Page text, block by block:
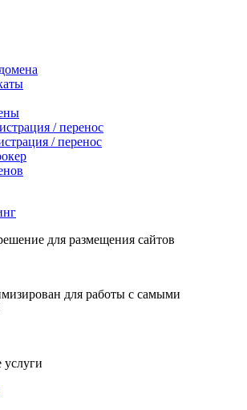
/ перенос
/ перенос
для размещения сайтов
для работы с самыми